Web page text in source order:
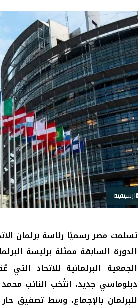
ارشيفيه
تسلمت مصر رسميًا رئاسة برلمان
الدورة السابقة ممثلة برئيسة
الجمعية البرلمانية للاتحاد
دبلوماسي جديد، انتُخب النائب